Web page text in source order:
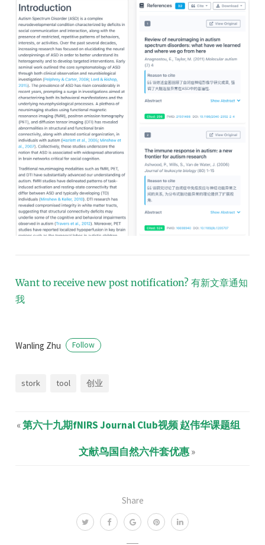
Share
Want to receive new post notification? 有新文章通知
我
Wanling Zhu Follow
stork tool 创业
«第六十九期fNIRS Journal Club视频 赵伟华课题组
文献鸟国自然六件套优惠»